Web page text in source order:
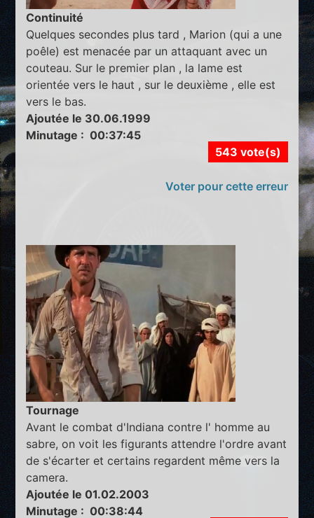
Continuité
Quelques secondes plus tard , Marion (qui a une
poêle) est menacée par un attaquant avec un
couteau. Sur le premier plan , la lame est
orientée vers le haut , sur le deuxième , elle est
vers le bas.
Ajoutée le 30.06.1999
Minutage : 00:37:45
543 vote(s)
Voter pour cette erreur
Tournage
Avant le combat d'Indiana contre l' homme au
sabre, on voit les figurants attendre l'ordre avant
de s'écarter et certains regardent même vers la
camera.
Ajoutée le 01.02.2003
Minutage : 00:38:44